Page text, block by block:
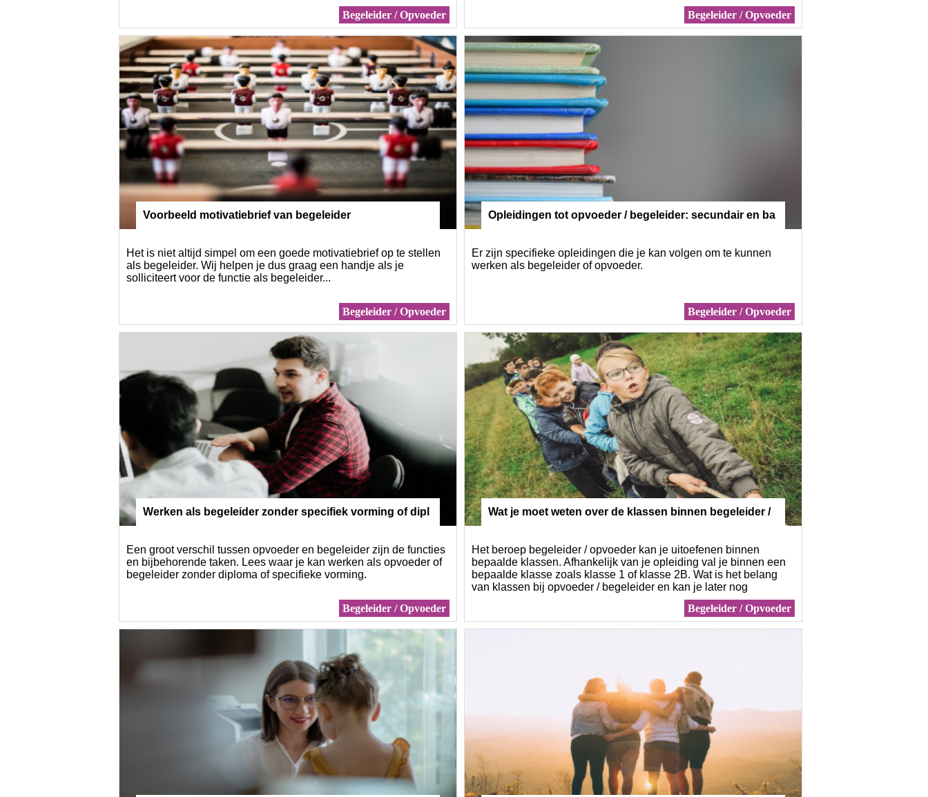
Begeleider / Opvoeder
Begeleider / Opvoeder
Voorbeeld motivatiebrief van begeleider
Het is niet altijd simpel om een goede motivatiebrief op te stellen
als begeleider. Wij helpen je dus graag een handje als je
solliciteert voor de functie als begeleider...
Begeleider / Opvoeder
Opleidingen tot opvoeder / begeleider: secundair en ba
Er zijn specifieke opleidingen die je kan volgen om te kunnen
werken als begeleider of opvoeder.
Begeleider / Opvoeder
Werken als begeleider zonder specifiek vorming of dipl
Een groot verschil tussen opvoeder en begeleider zijn de functies
en bijbehorende taken. Lees waar je kan werken als opvoeder of
begeleider zonder diploma of specifieke vorming.
Begeleider / Opvoeder
Wat je moet weten over de klassen binnen begeleider /
Het beroep begeleider / opvoeder kan je uitoefenen binnen
bepaalde klassen. Afhankelijk van je opleiding val je binnen een
bepaalde klasse zoals klasse 1 of klasse 2B. Wat is het belang
van klassen bij opvoeder / begeleider en kan je later nog
Begeleider / Opvoeder